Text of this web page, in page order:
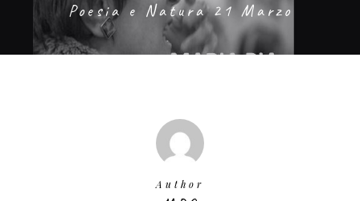
Poesia e Natura 21 Marzo
Author